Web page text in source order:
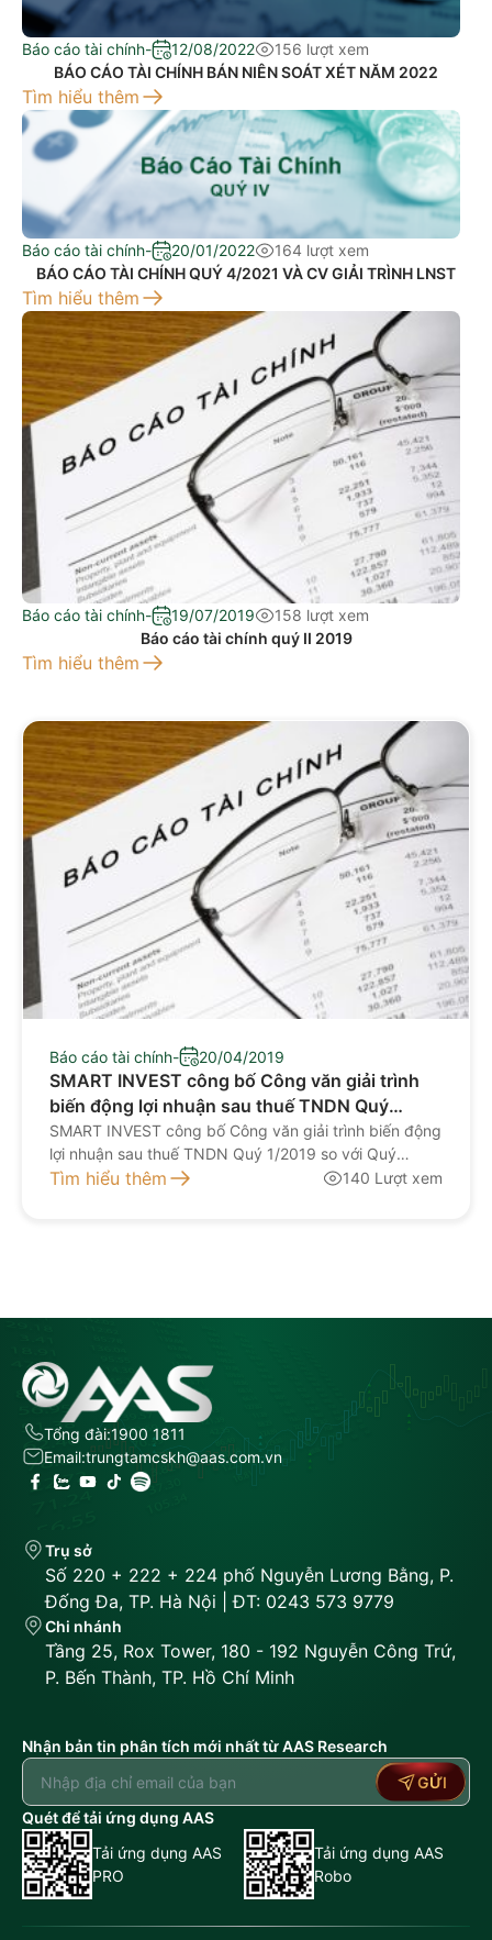
Báo cáo tài chính- 12/08/2022
156 lượt xem
BÁO CÁO TÀI CHÍNH BÁN NIÊN SOÁT XÉT NĂM 2022
Tìm hiểu thêm
Báo cáo tài chính- 20/01/2022
164 lượt xem
BÁO CÁO TÀI CHÍNH QUÝ 4/2021 VÀ CV GIẢI TRÌNH LNST
Tìm hiểu thêm
Báo cáo tài chính- 19/07/2019
158 lượt xem
Báo cáo tài chính quý II 2019
Tìm hiểu thêm
Báo cáo tài chính- 20/04/2019
SMART INVEST công bố Công văn giải trình
biến động lợi nhuận sau thuế TNDN Quý
1/2019 so với Quý 1/2018
SMART INVEST công bố Công văn giải trình biến động
lợi nhuận sau thuế TNDN Quý 1/2019 so với Quý
1/2018 Download tại đây: giải trình biến động LNST
Tìm hiểu thêm 140 Lượt xem
Tổng đài:1900 1811
Email:trungtamcskh@aas.com.vn
Trụ sở
Số 220 + 222 + 224 phố Nguyễn Lương Bằng, P.
Đống Đa, TP. Hà Nội | ĐT: 0243 573 9779
Chi nhánh
Tầng 25, Rox Tower, 180 - 192 Nguyễn Công Trứ,
P. Bến Thành, TP. Hồ Chí Minh
Nhận bản tin phân tích mới nhất từ AAS Research
GỬI
Quét để tải ứng dụng AAS
Tải ứng dụng AAS
PRO
Tải ứng dụng AAS
Robo